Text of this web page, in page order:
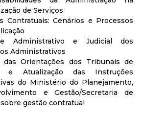
de Serviços
Contratuais: Cenários e Processos
Administrativo e Judicial dos
Administrativos
das Orientações dos Tribunais de
e Atualização das Instruções
do Ministério do Planejamento,
e Gestão/Secretaria de
gestão contratual